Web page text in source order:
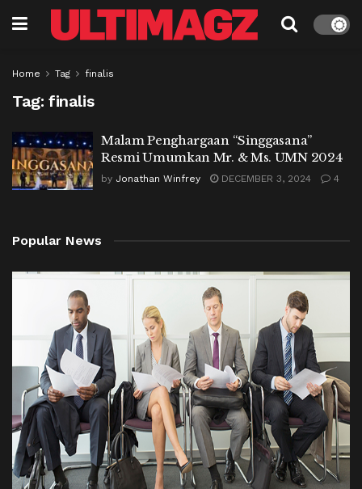
Home Tag finalis
Tag: finalis
Malam Penghargaan “Singgasana”
Resmi Umumkan Mr. & Ms. UMN 2024
by Jonathan Winfrey DECEMBER 3, 2024 4
Popular News